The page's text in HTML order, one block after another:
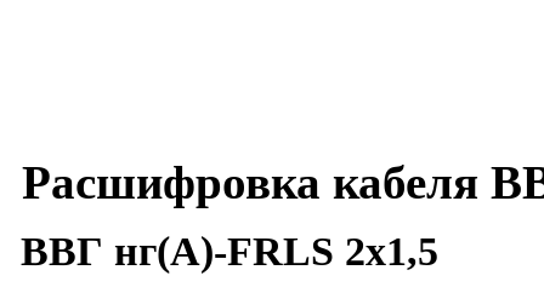
Расшифровка кабеля
ВВГ нг(А)-FRLS 2х1,5